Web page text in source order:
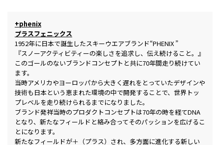
+phenix
プラスフェニックス
1952年に日本で誕生したスキーウエアブランド“PHENIX ”
『スノーアクティビティーの楽しさを追求し、伝え続けること。』
このゴールのないブランドコンセプトと共に70年間走り続けてい
ます。
当時アメリカやヨーロッパから大きく遅れをとっていたデザインや
技術も日本という恵まれた環境の中で開発することで、世界トッ
プレベルを走り続けられるまでになりました。
ブランド発祥当時のプロダクトコンセプトは70年の時を経てDNA
となり、新たなフィールドと絡み合ってそのパッションを広げるこ
とになります。
新たなフィールドが＋（プラス）され、多方面に進化する新しい